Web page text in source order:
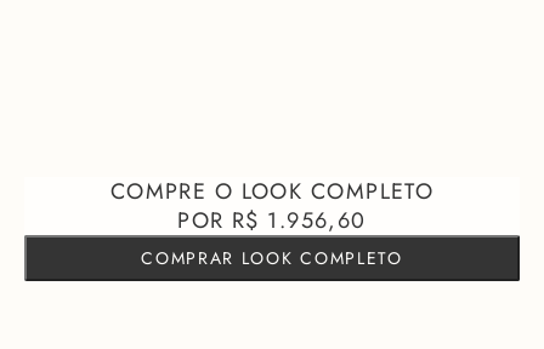
R$ 1.956,60
COMPRAR LOOK COMPLETO